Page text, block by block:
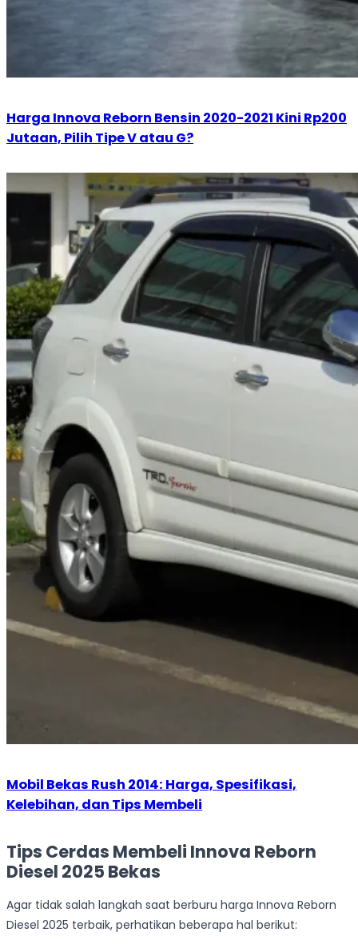
Harga Innova Reborn Bensin 2020-2021 Kini Rp200
Jutaan, Pilih Tipe V atau G?
Mobil Bekas Rush 2014: Harga, Spesifikasi,
Kelebihan, dan Tips Membeli
Tips Cerdas Membeli Innova Reborn
Diesel 2025 Bekas
Agar tidak salah langkah saat berburu harga Innova Reborn
Diesel 2025 terbaik, perhatikan beberapa hal berikut: